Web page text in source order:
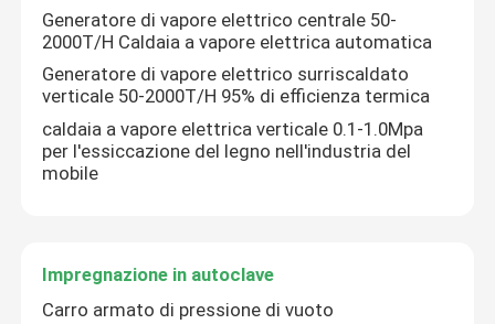
Impregnazione in autoclave
Caldaia a vapore a tubi d'acqua
Fornace dell'aria calda
Fabbricazione di apparecchi per la caldaia
Generatore di vapore elettrico centrale 50-
2000T/H Caldaia a vapore elettrica automatica
Generatore di vapore elettrico surriscaldato
verticale 50-2000T/H 95% di efficienza termica
caldaia a vapore elettrica verticale 0.1-1.0Mpa
per l'essiccazione del legno nell'industria del
mobile
Impregnazione in autoclave
Carro armato di pressione di vuoto